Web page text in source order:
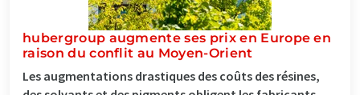
hubergroup augmente ses prix en Europe en
raison du conflit au Moyen-Orient
Les augmentations drastiques des coûts des résines,